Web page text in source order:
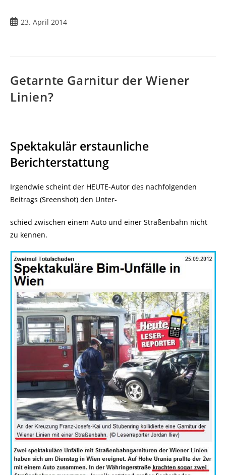
23. April 2014
Getarnte Garnitur der Wiener
Linien?
Spektakulär erstaunliche
Berichterstattung
Irgendwie scheint der HEUTE-Autor des nachfolgenden
Beitrags (Sreenshot) den Unter-
schied zwischen einem Auto und einer Straßenbahn nicht
zu kennen.